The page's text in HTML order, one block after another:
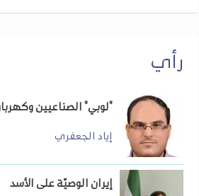
رأي
"لوبي" الصناعيين
إياد الجعفري
إيران الوصيّة على الأسد